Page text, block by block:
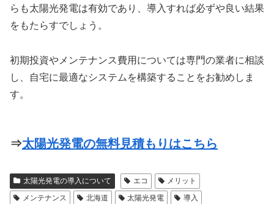
らも太陽光発電は有効であり、導入すれば必ずや良い結果
をもたらすでしょう。
初期投資やメンテナンス費用については専門の業者に相談
し、自宅に最適なシステムを構築することをお勧めしま
す。
⇒太陽光発電の無料見積もりはこちら
太陽光発電の導入について エコ
メリット
メンテナンス
北海道 太陽光発電 導入